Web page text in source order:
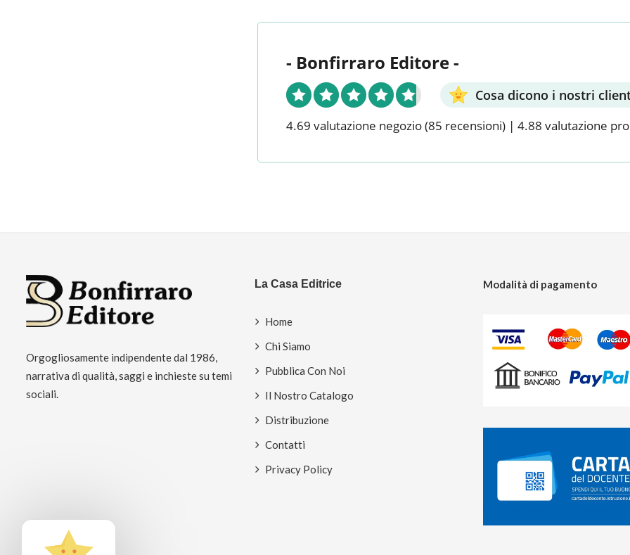
- Bonfirraro Editore -
Cosa dicono i nostri
4.69 valutazione negozio(85 recensioni) | 4.88 valutazione
Orgogliosamente indipendente dal 1986,
narrativa di qualità, saggi e inchieste su temi
sociali.
La Casa Editrice
Home
Chi Siamo
Pubblica Con Noi
Il Nostro Catalogo
Distribuzione
Contatti
Privacy Policy
Modalità di pagamento